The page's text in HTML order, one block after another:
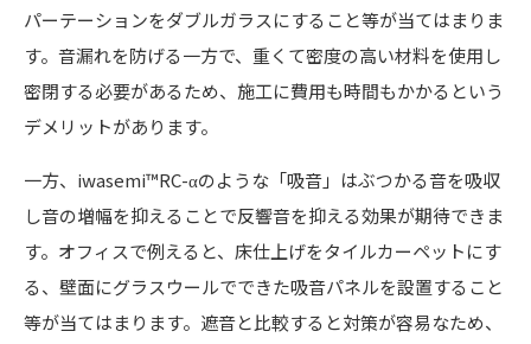
パーテーションをダブルガラスにすること等が当てはまりま
す。音漏れを防げる一方で、重くて密度の高い材料を使用し
密閉する必要があるため、施工に費用も時間もかかるという
デメリットがあります。
一方、iwasemi™RC-αのような「吸音」はぶつかる音を吸収
し音の増幅を抑えることで反響音を抑える効果が期待できま
す。オフィスで例えると、床仕上げをタイルカーペットにす
る、壁面にグラスウールでできた吸音パネルを設置すること
等が当てはまります。遮音と比較すると対策が容易なため、